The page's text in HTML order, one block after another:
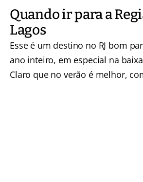
Quando ir para a
Lagos
Esse é um destino no RJ bom
ano inteiro, em especial na
Claro que no verão é melhor,